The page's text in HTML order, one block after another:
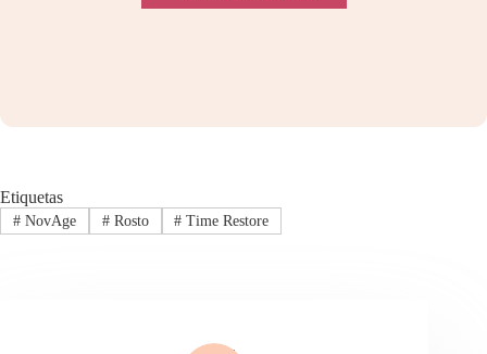
Etiquetas
#NovAge #Rosto # Time Restore